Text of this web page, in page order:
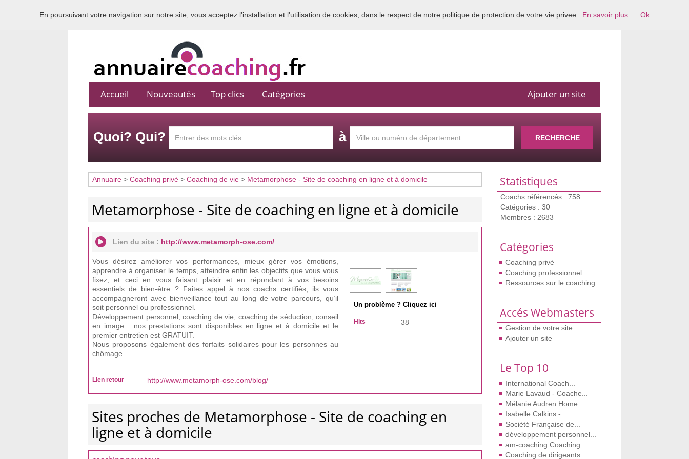
Bienvenue sur l'annuaire du coaching en France
Accueil Nouveautés Top clics Catégories Ajouter un site
Quoi? Qui? à RECHERCHE
Statistiques
Coachs référencés : 758
Catégories : 30
Membres : 2683
Catégories
Coaching privé
Coaching professionnel
Ressources sur le coaching
Accés Webmasters
Gestion de votre site
Ajouter un site
Le Top 10
International Coach...
Marie Lavaud - Coache...
Mélanie Audren Home...
Isabelle Calkins -...
Société Française de...
développement personnel...
am-coaching Coaching...
Coaching de dirigeants
Annuaire > Coaching privé > Coaching de vie > Metamorphose - Site de coaching en ligne et à domicile
Metamorphose - Site de coaching en ligne et à domicile
Lien du site : http://www.metamorph-ose.com/
Vous désirez améliorer vos performances, mieux gérer vos émotions,
apprendre à organiser le temps, atteindre enfin les objectifs que vous vous
fixez, et ceci en vous faisant plaisir et en répondant à vos besoins
essentiels de bien-être ? Faites appel à nos coachs certifiés, ils vous
accompagneront avec bienveillance tout au long de votre parcours, qu’il
soit personnel ou professionnel.
Développement personnel, coaching de vie, coaching de séduction, conseil
en image... nos prestations sont disponibles en ligne et à domicile et le
premier entretien est GRATUIT.
Nous proposons également des forfaits solidaires pour les personnes au
chômage.
Lien retour http://www.metamorph-ose.com/blog/
Un problème ? Cliquez ici
Hits 38
Sites proches de Metamorphose - Site de coaching en
ligne et à domicile
En poursuivant votre navigation sur notre site, vous acceptez l'installation et l'utilisation de cookies, dans le respect de notre politique de protection de votre vie privee. En savoir plus Ok